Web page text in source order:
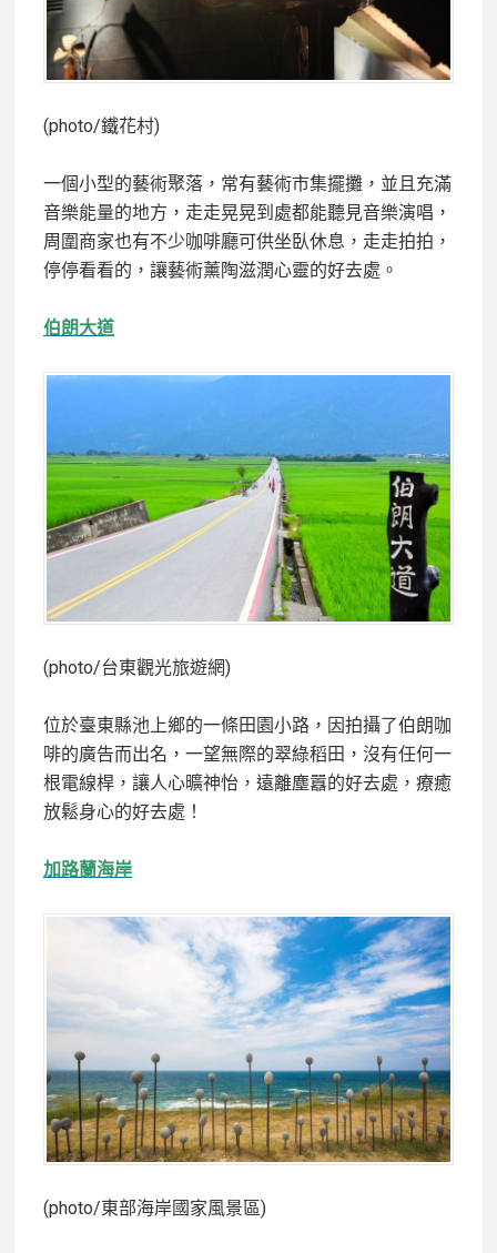
(photo/鐵花村)
一個小型的藝術聚落，常有藝術市集擺攤，並且充滿
音樂能量的地方，走走晃晃到處都能聽見音樂演唱，
周圍商家也有不少咖啡廳可供坐臥休息，走走拍拍，
停停看看的，讓藝術薰陶滋潤心靈的好去處。
伯朗大道
(photo/台東觀光旅遊網)
位於臺東縣池上鄉的一條田園小路，因拍攝了伯朗咖
啡的廣告而出名，一望無際的翠綠稻田，沒有任何一
根電線桿，讓人心曠神怡，遠離塵囂的好去處，療癒
放鬆身心的好去處！
加路蘭海岸
(photo/東部海岸國家風景區)